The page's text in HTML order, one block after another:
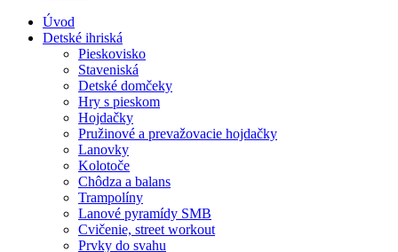
Úvod
Detské ihriská
Pieskovisko
Staveniská
Detské domčeky
Hry s pieskom
Hojdačky
Pružinové a prevažovacie hojdačky
Lanovky
Kolotoče
Chôdza a balans
Trampolíny
Lanové pyramídy SMB
Cvičenie, street workout
Prvky do svahu